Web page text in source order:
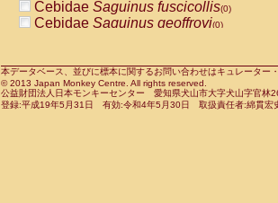
CercopithecidaeCercocebus
CercopithecidaeCercocebushybrid
CercopithecidaePapio anubis(0)
CercopithecidaePapio cynocephalus
CercopithecidaePapio hamadryas(0)
Cebidae Saguinus fuscicollis(0)
Cebidae Saguinus geoffroyi(0)
CebidaeSaguinus leucopus(0)
CebidaeSaguinus midas(0)
Cebidae Saguinus mystax(0)
本データベース、並びに標本に関するお問い合わせはキュレータ
© 2013 Japan Monkey Centre. All rights reserved.
公益財団法人日本モンキーセンター 愛知県犬山市大字犬山字官
登録:平成19年5月31日 有効:令和4年5月30日 取扱責任者:綿貫宏